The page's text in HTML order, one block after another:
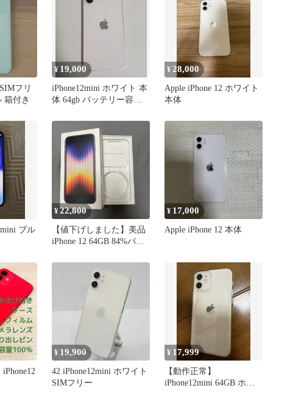
フリ
箱付き
¥ 19,000
iPhone12mini ホワイト 本
体 64gb バッテリー容量
¥ 28,000
Apple iPhone 12 ホワイト
本体
ブル
¥22,800
【値下げしました】美品
iPhone 12 64GB 84%パー
¥ 17,000
Apple iPhone 12 本体
¥ 19,900
42 iPhone12mini ホワイト
SIMフリー
¥ 17,999
【動作正常】
iPhone12mini 64GB ホワ